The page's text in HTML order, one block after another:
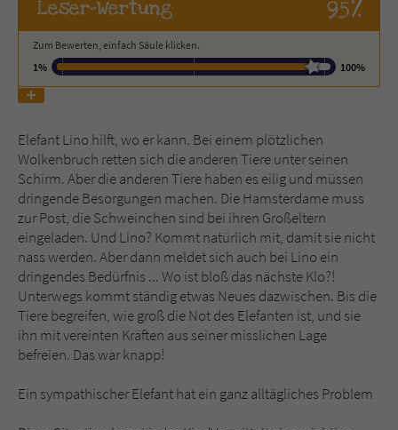
Leser-Wertung 95%
Zum Bewerten, einfach Säule klicken.
1%
100%
Elefant Lino hilft, wo er kann. Bei einem plötzlichen
Wolkenbruch retten sich die anderen Tiere unter seinen
Schirm. Aber die anderen Tiere haben es eilig und müssen
dringende Besorgungen machen. Die Hamsterdame muss
zur Post, die Schweinchen sind bei ihren Großeltern
eingeladen. Und Lino? Kommt natürlich mit, damit sie nicht
nass werden. Aber dann meldet sich auch bei Lino ein
dringendes Bedürfnis ... Wo ist bloß das nächste Klo?!
Unterwegs kommt ständig etwas Neues dazwischen. Bis die
Tiere begreifen, wie groß die Not des Elefanten ist, und sie
ihn mit vereinten Kräften aus seiner misslichen Lage
befreien. Das war knapp!
Ein sympathischer Elefant hat ein ganz alltägliches Problem
Name tx_pwcomments_ahash
Anbieter Literatur-Couch Medien GmbH & Co. KG
Zweck Cookie für Kommentare einzelner Buchtitel
Name fe_typo_user
Anbieter Literatur-Couch Medien GmbH & Co. KG
Laufzeit Session
Dieses Cookie gewährleistet die
Kommunikation der Webseite mit dem
Sicherheitscode des Kontaktformulars zu